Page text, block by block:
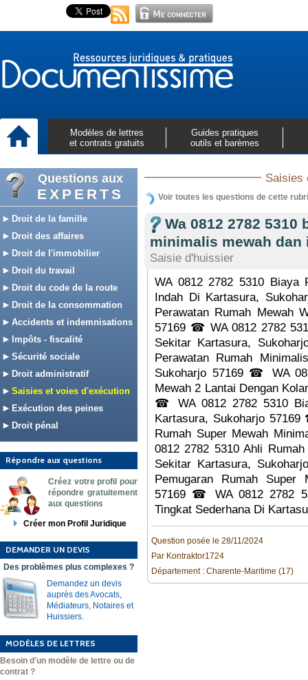
Modèles de lettres
et contrats gratuits
Guides pratiques
outils et barèmes
Questions aux
EXPERTS
Droit de la famille
Droit des affaires
Droit de l'immobilier
Droit du travail
Droit du code de la route
Droit de la consommation
Accidents et indemnisations
Impôts - fiscalité
Sécurité sociale
Droit administratif
Saisies et voies d'exécution
Exécution des peines
Droit pénal
Répondre aux questions
Créez votre profil pour
répondre gratuitement
aux questions
Créer mon Profil Juridique
DEMANDER UN DEVIS
Des problèmes plus complexes ?
Demandez un devis
auprès des Avocats,
Médiateurs, Notaires et
Huissiers.
MODÈLES DE LETTRES
Besoin d'un modèle de lettre ou de
contrat ?
Saisies
Voir toutes les questions de cette
Wa 0812 2782
minimalis mewah dan
Saisie d'huissier
WA 0812 2782 5310 Biaya
Indah Di Kartasura,
Perawatan Rumah Mewah
57169 ☎ WA 0812 2782
Sekitar Kartasura,
Perawatan Rumah
Sukoharjo 57169 ☎ WA
Mewah 2 Lantai Dengan
☎ WA 0812 2782 5310
Kartasura, Sukoharjo
Rumah Super Mewah
0812 2782 5310 Ahli
Sekitar Kartasura,
Pemugaran Rumah Super
57169 ☎ WA 0812 2782
Tingkat Sederhana Di
Question posée le 28/11/2024
Par Kontraktor1724
Département : Charente-Maritime (17)